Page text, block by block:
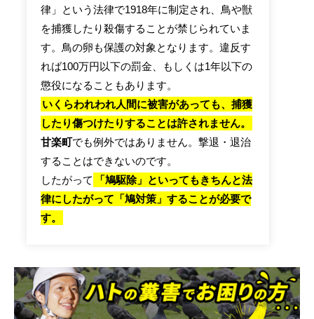
律」という法律で1918年に制定され、鳥や獣
を捕獲したり殺傷することが禁じられていま
す。鳥の卵も保護の対象となります。違反す
れば100万円以下の罰金、もしくは1年以下の
懲役になることもあります。
いくらわれわれ人間に被害があっても、捕獲
したり傷つけたりすることは許されません。
甘楽町でも例外ではありません。撃退・退治
することはできないのです。
したがって
「鳩駆除」といってもきちんと法
律にしたがって「鳩対策」することが必要で
す。